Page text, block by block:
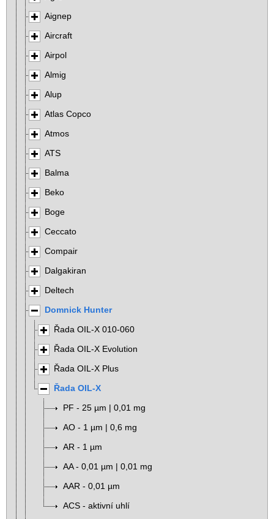
Aignep
Aircraft
Airpol
Almig
Alup
Atlas Copco
Atmos
ATS
Balma
Beko
Boge
Ceccato
Compair
Dalgakiran
Deltech
Domnick Hunter
Řada OIL-X 010-060
Řada OIL-X Evolution
Řada OIL-X Plus
Řada OIL-X
PF - 25 µm | 0,01 mg
AO - 1 µm | 0,6 mg
AR - 1 µm
AA - 0,01 µm | 0,01 mg
AAR - 0,01 µm
ACS - aktivní uhlí